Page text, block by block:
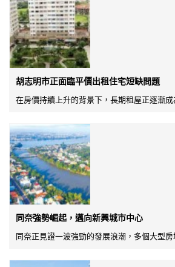
胡志明市正面臨平價出租住宅短缺問題
在房價持續上升的背景下，長期租屋正逐漸
同奈強勢崛起，邁向新興城市中心
同奈正見證一波強勁的發展浪潮，多個大型